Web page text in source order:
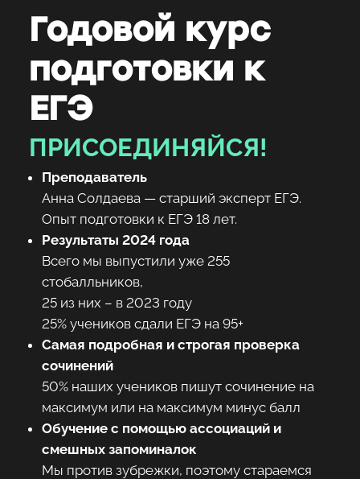
Годовой курс
подготовки к
ЕГЭ
ПРИСОЕДИНЯЙСЯ!
Преподаватель
Анна Солдаева — старший эксперт ЕГЭ.
Опыт подготовки к ЕГЭ 18 лет.
Результаты 2024 года
Всего мы выпустили уже 255
стобалльников,
25 из них – в 2023 году
25% учеников сдали ЕГЭ на 95+
Самая подробная и строгая проверка
сочинений
50% наших учеников пишут сочинение на
максимум или на максимум минус балл
Обучение с помощью ассоциаций и
смешных запоминалок
Мы против зубрежки, поэтому стараемся